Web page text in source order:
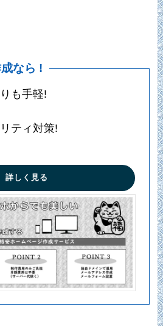
なら !
も手軽!
ティ対策!
詳しく見る